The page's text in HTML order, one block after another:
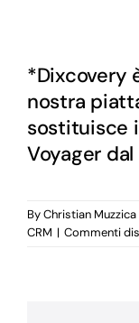
*Dixcovery
nostra
sostituisce
Voyager dal
ByChristian Muzzica
CRM | Commenti